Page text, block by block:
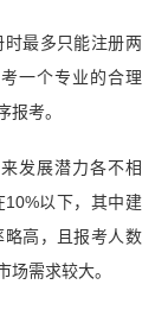
最多只能注册两
一个专业的合理
报考。
发展潜力各不相
以下，其中建
高，且报考人数
需求较大。